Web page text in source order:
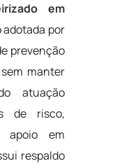
em
por
prevenção
manter
atuação
de risco,
apoio em
respaldo